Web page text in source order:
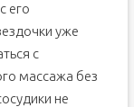
его
уже
с
массажа без
не